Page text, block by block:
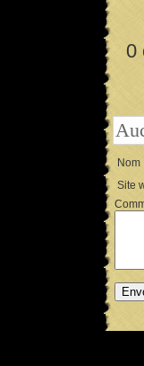
0
Nom
Site